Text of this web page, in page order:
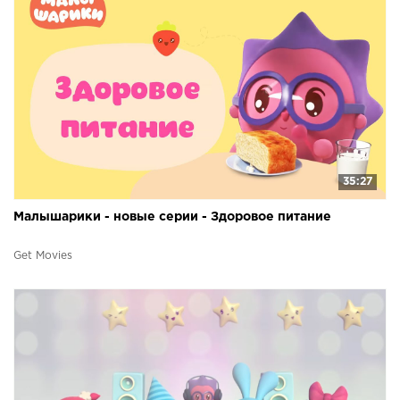
35:27
Малышарики - новые серии - Здоровое питание
Get Movies